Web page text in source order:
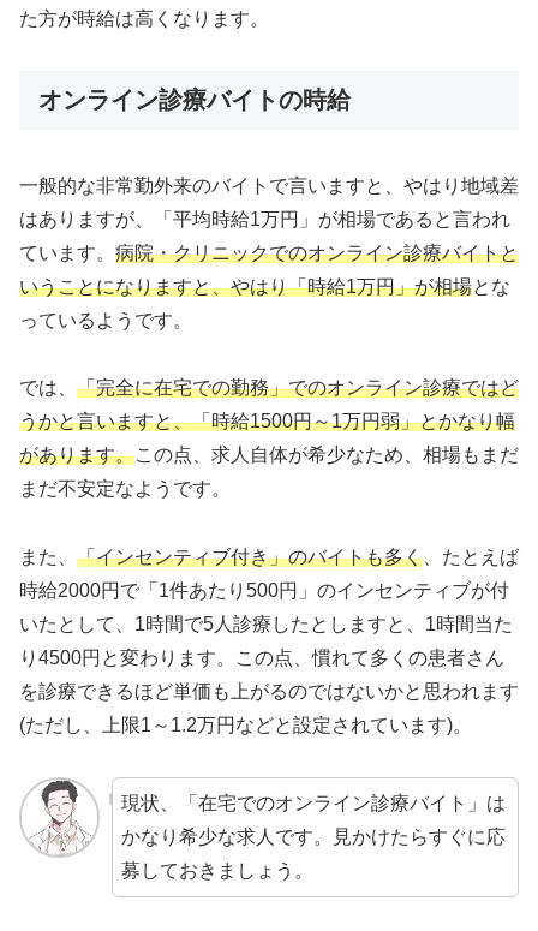
た方が時給は高くなります。
オンライン診療バイトの時給
一般的な非常勤外来のバイトで言いますと、やはり地域差
はありますが、「平均時給1万円」が相場であると言われ
ています。 病院・クリニックでのオンライン診療バイトと
いうことになりますと、やはり「時給1万円」が相場とな
っているようです。
では、 「完全に在宅での勤務」でのオンライン診療ではど
うかと言いますと、「時給1500円～1万円弱」とかなり幅
があります。この点、求人自体が希少なため、相場もまだ
まだ不安定なようです。
また、 「インセンティブ付き」のバイトも多く 、たとえば
時給2000円で「1件あたり500円」のインセンティブが付
いたとして、1時間で5人診療したとしますと、1時間当た
り4500円と変わります。この点、慣れて多くの患者さん
を診療できるほど単価も上がるのではないかと思われます
(ただし、上限1～1.2万円などと設定されています)。
現状、「在宅でのオンライン診療バイト」は
かなり希少な求人です。見かけたらすぐに応
募しておきましょう。